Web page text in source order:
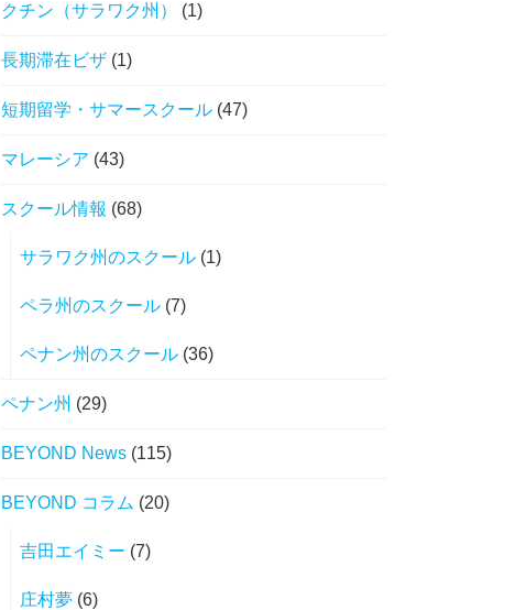
クチン（サラワク州） (1)
長期滞在ビザ (1)
短期留学・サマースクール (47)
マレーシア (43)
スクール情報 (68)
サラワク州のスクール (1)
ペラ州のスクール (7)
ペナン州のスクール (36)
ペナン州 (29)
BEYOND News (115)
BEYOND コラム (20)
吉田エイミー (7)
庄村夢 (6)